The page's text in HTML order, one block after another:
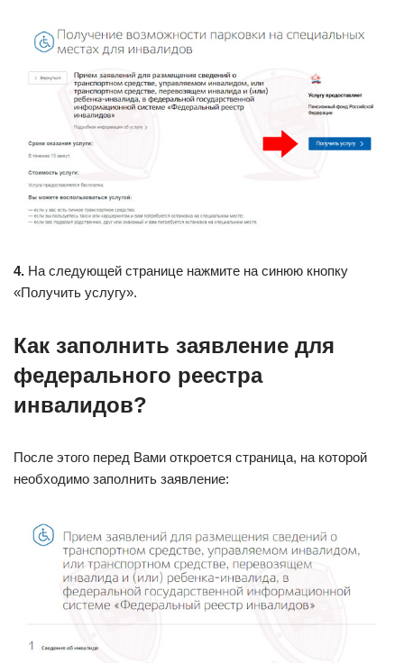
4. На следующей странице нажмите на синюю кнопку
«Получить услугу».
Как заполнить заявление для
федерального реестра
инвалидов?
После этого перед Вами откроется страница, на которой
необходимо заполнить заявление: